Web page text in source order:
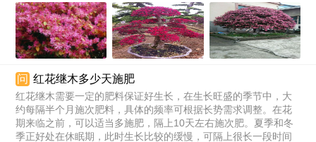
问 红花继木多少天施肥
红花继木需要一定的肥料保证好生长，在生长旺盛的季节中，大
约每隔半个月施次肥料，具体的频率可根据长势需求调整。在花
期来临之前，可以适当多施肥，隔上10天左右施次肥。夏季和冬
季正好处在休眠期，此时生长比较的缓慢，可隔上很长一段时间